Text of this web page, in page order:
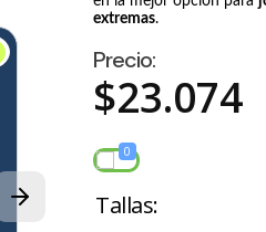
IRON-X
IRON-X IX-05
$1.119
extremas.
Precio:
$23.074
0